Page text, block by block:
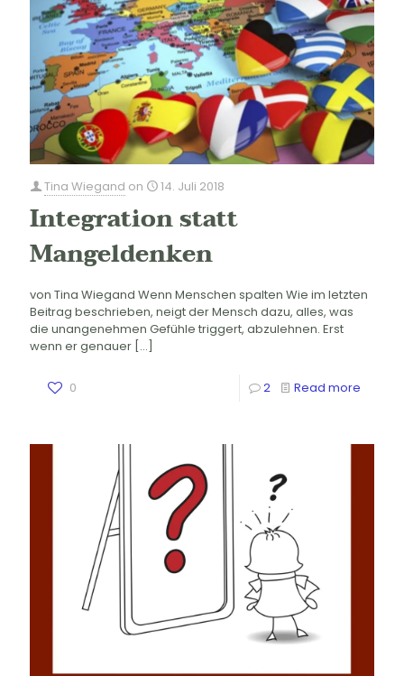
Tina Wiegand on 14. Juli 2018
Integration statt
Mangeldenken
von Tina Wiegand Wenn Menschen spalten Wie im letzten
Beitrag beschrieben, neigt der Mensch dazu, alles, was
die unangenehmen Gefühle triggert, abzulehnen. Erst
wenn er genauer […]
0 2 Read more